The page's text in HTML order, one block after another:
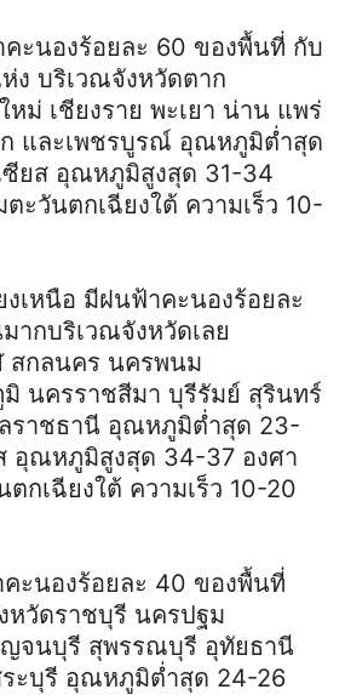
ะนองร้อยละ 60 ของพื้นที่ กับ
ง บริเวณจังหวัดตาก
หม่ เชียงราย พะเยา น่าน แพร่
และเพชรบูรณ์ อุณหภูมิต่ำสุด
ซียส อุณหภูมิสูงสุด 31-34
ะวันตกเฉียงใต้ ความเร็ว 10-
เหนือ มีฝนฟ้าคะนองร้อยละ
ากบริเวณจังหวัดเลย
สกลนคร นครพนม
นครราชสีมา บุรีรัมย์ สุรินทร์
ราชธานี อุณหภูมิต่ำสุด 23-
อุณหภูมิสูงสุด 34-37 องศา
ตกเฉียงใต้ ความเร็ว 10-20
ะนองร้อยละ 40 ของพื้นที่
หวัดราชบุรี นครปฐม
ญจนบุรี สุพรรณบุรี อุทัยธานี
ะบุรี อุณหภูมิต่ำสุด 24-26